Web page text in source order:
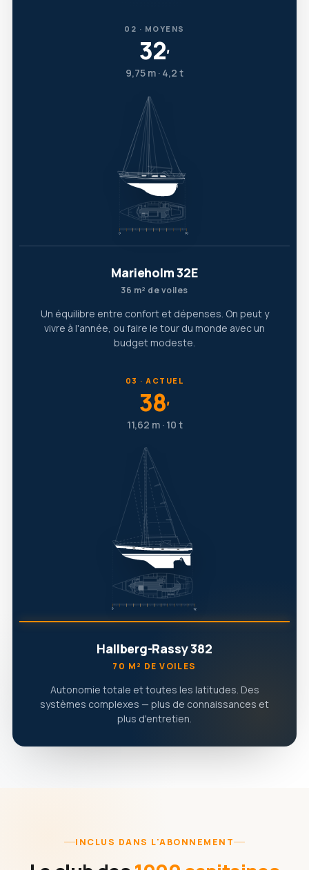
02 · MOYENS
32′
9,75 m · 4,2 t
Marieholm 32E
36 m² de voiles
Un équilibre entre confort et dépenses. On peut y
vivre à l'année, ou faire le tour du monde avec un
budget modeste.
03 · ACTUEL
38′
11,62 m · 10 t
Hallberg-Rassy 382
70 M² DE VOILES
Autonomie totale et toutes les latitudes. Des
systèmes complexes — plus de connaissances et
plus d'entretien.
INCLUS DANS L'ABONNEMENT